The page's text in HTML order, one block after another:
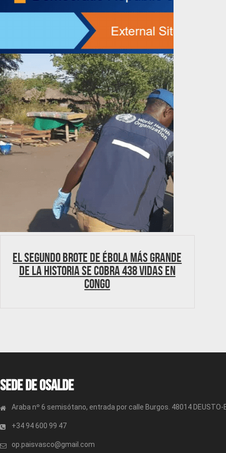
El segundo brote de ébola más grande
de la historia se cobra 438 vidas en
Congo
Sede de OSALDE
Araba nº 6 semisótano, entrada por calle Burgos. 48014 DEUSTO-
+34 94 600 99 47
op.paisvasco@gmail.com